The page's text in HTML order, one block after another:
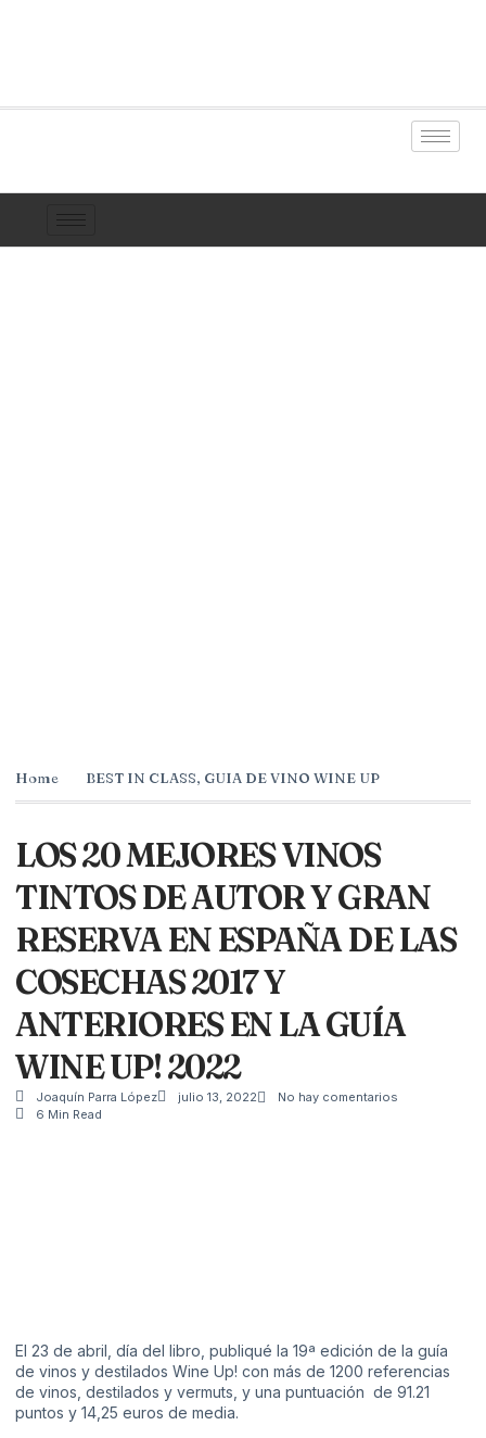
Home BEST IN CLASS, GUIA DE VINO WINE UP
LOS 20 MEJORES VINOS
TINTOS DE AUTOR Y GRAN
RESERVA EN ESPAÑA DE LAS
COSECHAS 2017 Y
ANTERIORES EN LA GUÍA
WINE UP! 2022
Joaquín Parra López julio 13, 2022
No hay comentarios
6 Min Read
El 23 de abril, día del libro, publiqué la 19ª edición de la guía
de vinos y destilados Wine Up! con más de 1200 referencias
de vinos, destilados y vermuts, y una puntuación de 91.21
puntos y 14,25 euros de media.